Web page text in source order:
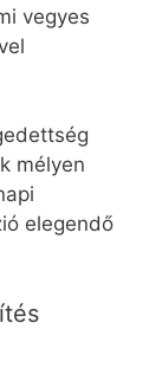
vegyes
mélyen
elegendő